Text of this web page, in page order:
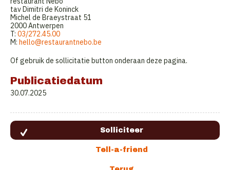
tav Dimitri de Koninck
Michel de Braeystraat 51
2000 Antwerpen
T: 03/272.45.00
M: hello@restaurantnebo.be
Of gebruik de sollicitatie button onderaan deze pagina.
Publicatiedatum
30.07.2025